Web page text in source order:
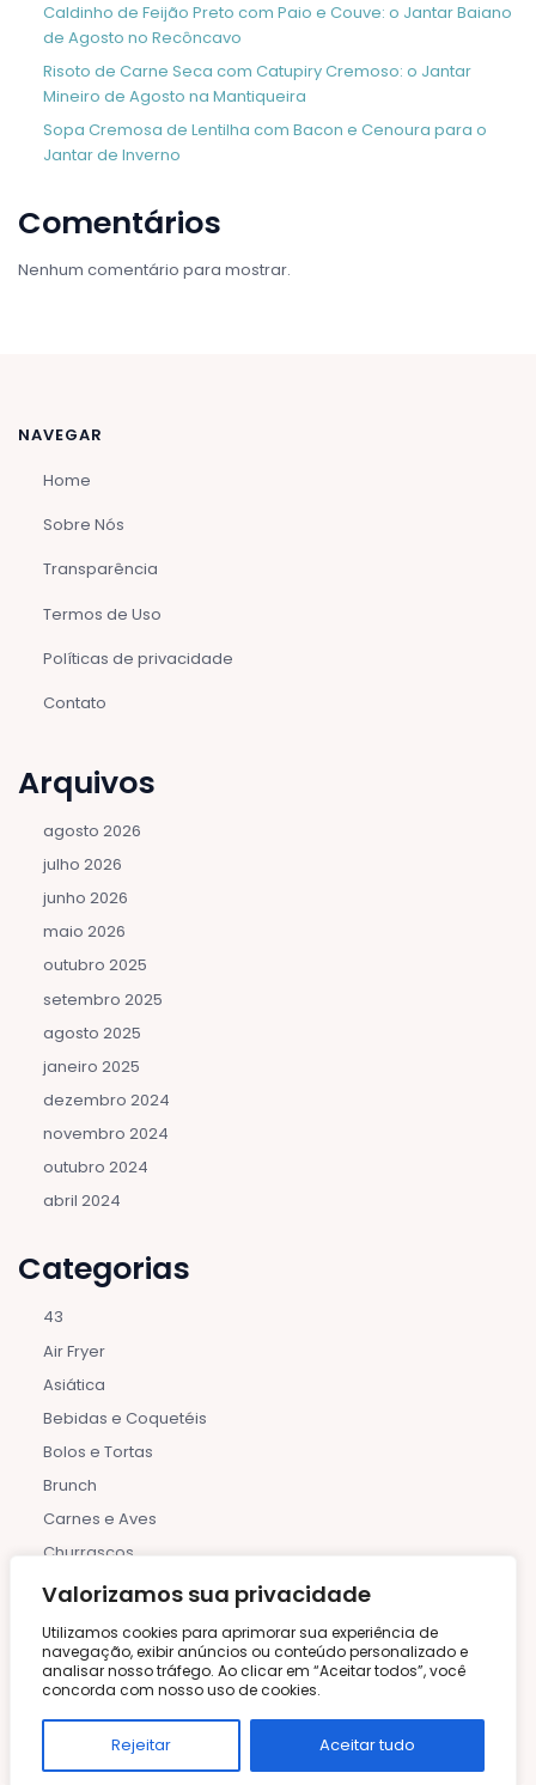
Valorizamos sua privacidade
Utilizamos cookies para aprimorar sua experiência de
navegação, exibir anúncios ou conteúdo personalizado e
analisar nosso tráfego. Ao clicar em “Aceitar todos”, você
concorda com nosso uso de cookies.
Rejeitar Aceitar tudo
Caldinho de Feijão Preto com Paio e Couve: o Jantar Baiano
de Agosto no Recôncavo
Risoto de Carne Seca com Catupiry Cremoso: o Jantar
Mineiro de Agosto na Mantiqueira
Sopa Cremosa de Lentilha com Bacon e Cenoura para o
Jantar de Inverno
Comentários
Nenhum comentário para mostrar.
NAVEGAR
Home
Sobre Nós
Transparência
Termos de Uso
Políticas de privacidade
Contato
Arquivos
agosto 2026
julho 2026
junho 2026
maio 2026
outubro 2025
setembro 2025
agosto 2025
janeiro 2025
dezembro 2024
novembro 2024
outubro 2024
abril 2024
Categorias
43
Air Fryer
Asiática
Bebidas e Coquetéis
Bolos e Tortas
Brunch
Carnes e Aves
Churrascos
Com Ingredientes Naturais
Confeitaria Fina
Coquetéis Alcoólicos
Coquetéis Não Alcoólicos
Culinária para Crianças